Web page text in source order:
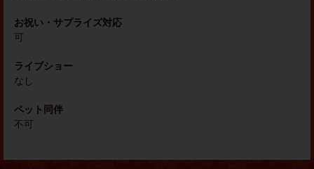
お祝い・サプライズ対応
可
ライブショー
なし
ペット同伴
不可